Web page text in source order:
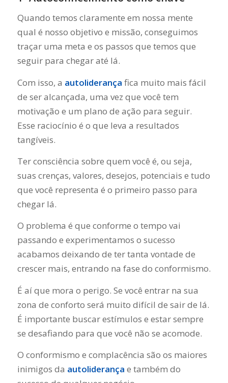
Quando temos claramente em nossa mente
qual é nosso objetivo e missão, conseguimos
traçar uma meta e os passos que temos que
seguir para chegar até lá.
Com isso, a autoliderança fica muito mais fácil
de ser alcançada, uma vez que você tem
motivação e um plano de ação para seguir.
Esse raciocínio é o que leva a resultados
tangíveis.
Ter consciência sobre quem você é, ou seja,
suas crenças, valores, desejos, potenciais e tudo
que você representa é o primeiro passo para
chegar lá.
O problema é que conforme o tempo vai
passando e experimentamos o sucesso
acabamos deixando de ter tanta vontade de
crescer mais, entrando na fase do conformismo.
É aí que mora o perigo. Se você entrar na sua
zona de conforto será muito difícil de sair de lá.
É importante buscar estímulos e estar sempre
se desafiando para que você não se acomode.
O conformismo e complacência são os maiores
inimigos da autoliderança e também do